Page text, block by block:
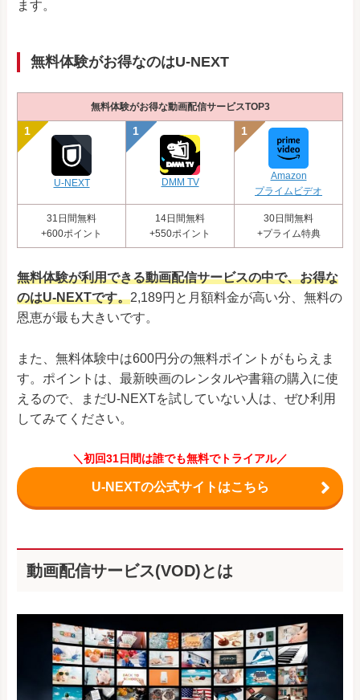
ます。
無料体験がお得なのはU-NEXT
無料体験がお得な動画配信サービスTOP3
U-NEXT DMM TV
Amazon
プライムビデオ
31日間無料
+600ポイント
14日間無料
+550ポイント
30日間無料
+プライム特典
無料体験が利用できる動画配信サービスの中で、お得な
のはU-NEXTです。2,189円と月額料金が高い分、無料の
恩恵が最も大きいです。
また、無料体験中は600円分の無料ポイントがもらえま
す。ポイントは、最新映画のレンタルや書籍の購入に使
えるので、まだU-NEXTを試していない人は、ぜひ利用
してみてください。
＼初回31日間は誰でも無料でトライアル／
U-NEXTの公式サイトはこちら
動画配信サービス(VOD)とは